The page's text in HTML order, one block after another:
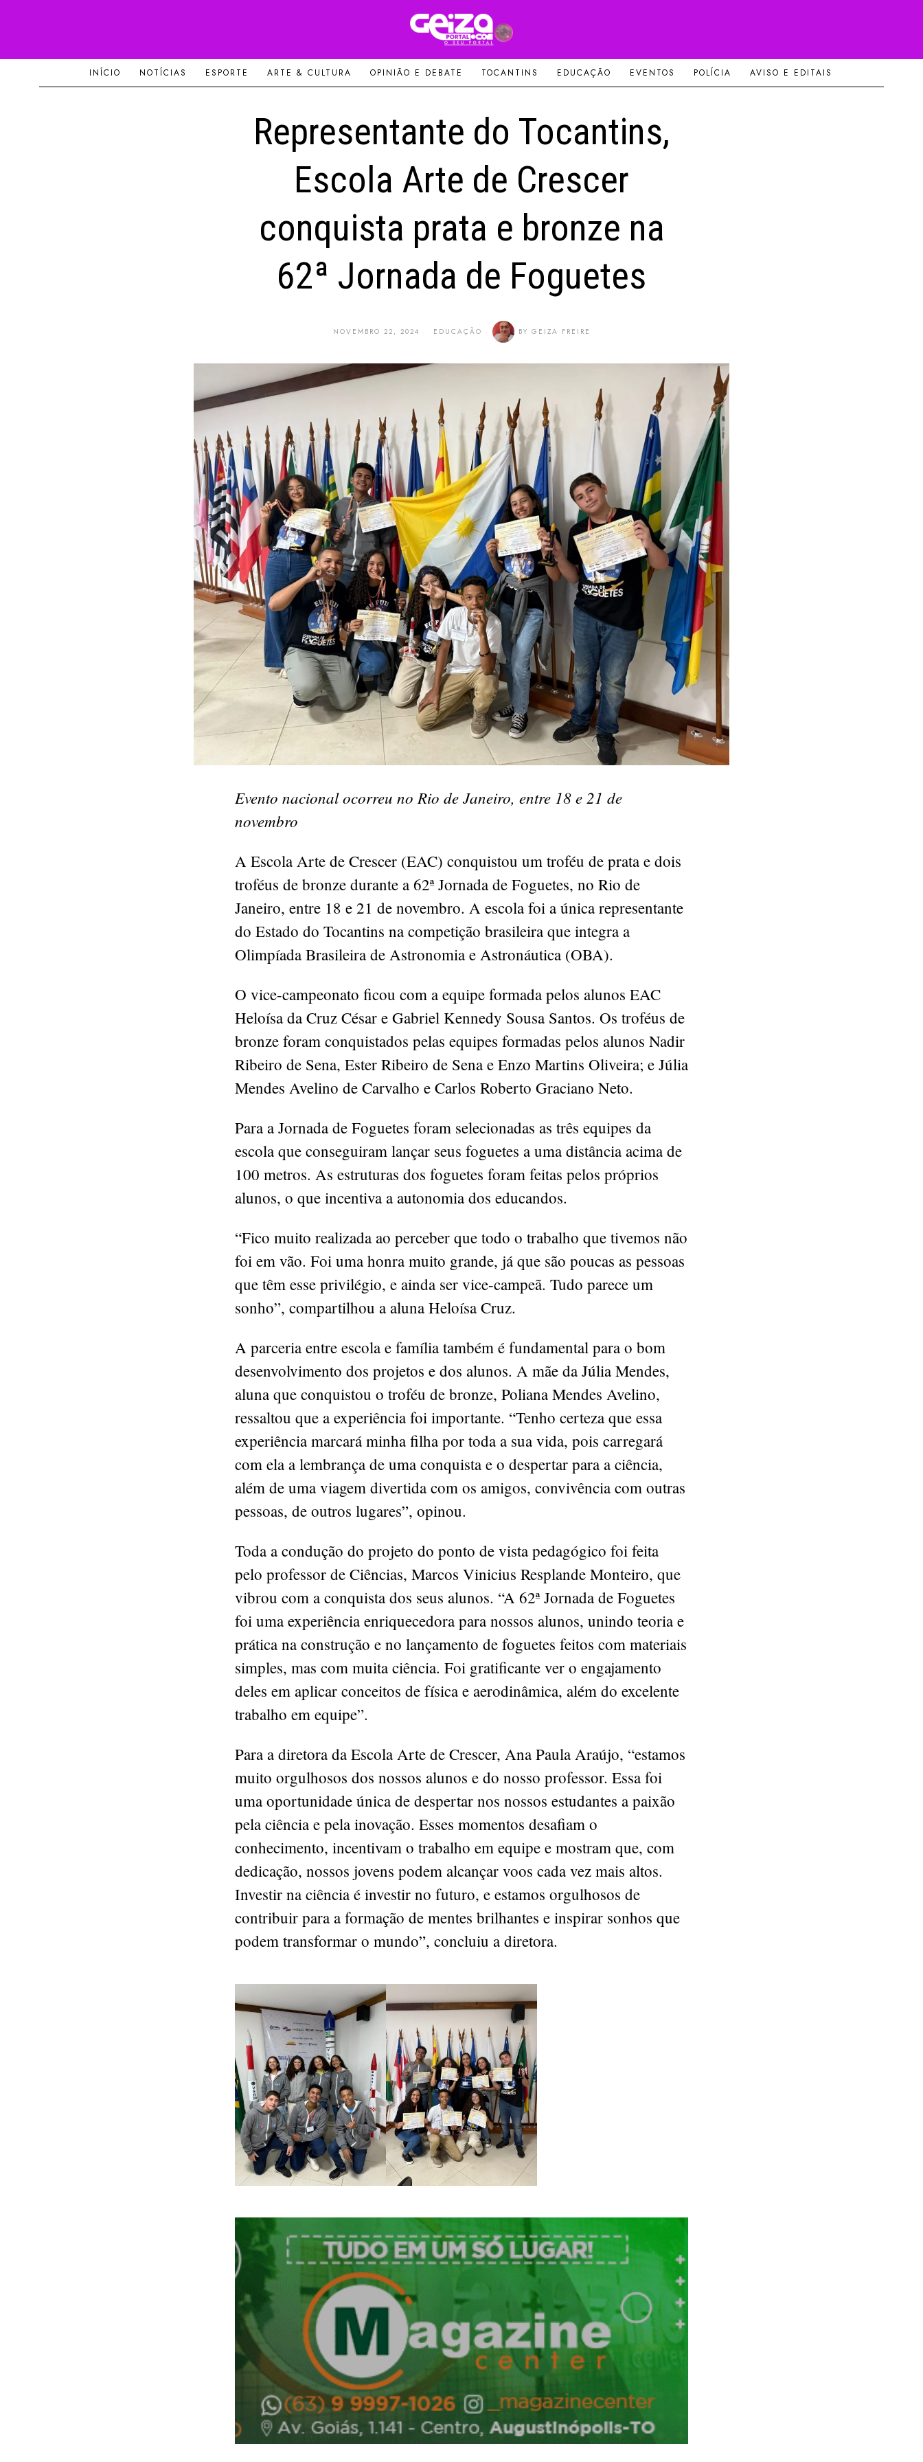
INÍCIO NOTÍCIAS ESPORTE ARTE & CULTURA OPINIÃO E DEBATE TOCANTINS EDUCAÇÃO EVENTOS POLÍCIA AVISO E EDITAIS
Representante do Tocantins,
Escola Arte de Crescer
conquista prata e bronze na
62ª Jornada de Foguetes
NOVEMBRO 22, 2024 EDUCAÇÃO BY GEIZA FREIRE
Evento nacional ocorreu no Rio de Janeiro, entre 18 e 21 de
novembro
A Escola Arte de Crescer (EAC) conquistou um troféu de prata e dois
troféus de bronze durante a 62ª Jornada de Foguetes, no Rio de
Janeiro, entre 18 e 21 de novembro. A escola foi a única representante
do Estado do Tocantins na competição brasileira que integra a
Olimpíada Brasileira de Astronomia e Astronáutica (OBA).
O vice-campeonato ficou com a equipe formada pelos alunos EAC
Heloísa da Cruz César e Gabriel Kennedy Sousa Santos. Os troféus de
bronze foram conquistados pelas equipes formadas pelos alunos Nadir
Ribeiro de Sena, Ester Ribeiro de Sena e Enzo Martins Oliveira; e Júlia
Mendes Avelino de Carvalho e Carlos Roberto Graciano Neto.
Para a Jornada de Foguetes foram selecionadas as três equipes da
escola que conseguiram lançar seus foguetes a uma distância acima de
100 metros. As estruturas dos foguetes foram feitas pelos próprios
alunos, o que incentiva a autonomia dos educandos.
“Fico muito realizada ao perceber que todo o trabalho que tivemos não
foi em vão. Foi uma honra muito grande, já que são poucas as pessoas
que têm esse privilégio, e ainda ser vice-campeã. Tudo parece um
sonho”, compartilhou a aluna Heloísa Cruz.
A parceria entre escola e família também é fundamental para o bom
desenvolvimento dos projetos e dos alunos. A mãe da Júlia Mendes,
aluna que conquistou o troféu de bronze, Poliana Mendes Avelino,
ressaltou que a experiência foi importante. “Tenho certeza que essa
experiência marcará minha filha por toda a sua vida, pois carregará
com ela a lembrança de uma conquista e o despertar para a ciência,
além de uma viagem divertida com os amigos, convivência com outras
pessoas, de outros lugares”, opinou.
Toda a condução do projeto do ponto de vista pedagógico foi feita
pelo professor de Ciências, Marcos Vinicius Resplande Monteiro, que
vibrou com a conquista dos seus alunos. “A 62ª Jornada de Foguetes
foi uma experiência enriquecedora para nossos alunos, unindo teoria e
prática na construção e no lançamento de foguetes feitos com materiais
simples, mas com muita ciência. Foi gratificante ver o engajamento
deles em aplicar conceitos de física e aerodinâmica, além do excelente
trabalho em equipe”.
Para a diretora da Escola Arte de Crescer, Ana Paula Araújo, “estamos
muito orgulhosos dos nossos alunos e do nosso professor. Essa foi
uma oportunidade única de despertar nos nossos estudantes a paixão
pela ciência e pela inovação. Esses momentos desafiam o
conhecimento, incentivam o trabalho em equipe e mostram que, com
dedicação, nossos jovens podem alcançar voos cada vez mais altos.
Investir na ciência é investir no futuro, e estamos orgulhosos de
contribuir para a formação de mentes brilhantes e inspirar sonhos que
podem transformar o mundo”, concluiu a diretora.